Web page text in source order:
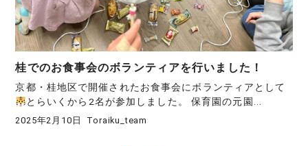
桂でのお食事会のボランティアを行いました！
京都・桂地区で開催されたお食事会にボランティアとして
とらいくから2名が参加しました。 保育園の元園...
2025年2月10日 Toraiku_team